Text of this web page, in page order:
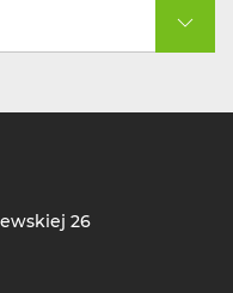
26